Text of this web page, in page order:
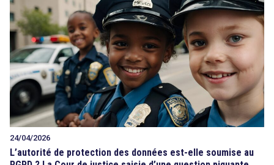
24/04/2026
L’autorité de protection des données est-elle soumise au